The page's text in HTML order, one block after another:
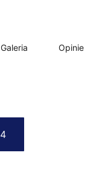
Galeria Opinie